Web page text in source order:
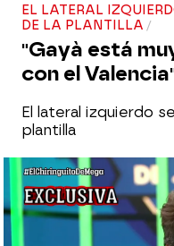
EL LATERAL
DE LA PLANTILLA
"Gayà está
con el
El lateral izquierdo
plantilla